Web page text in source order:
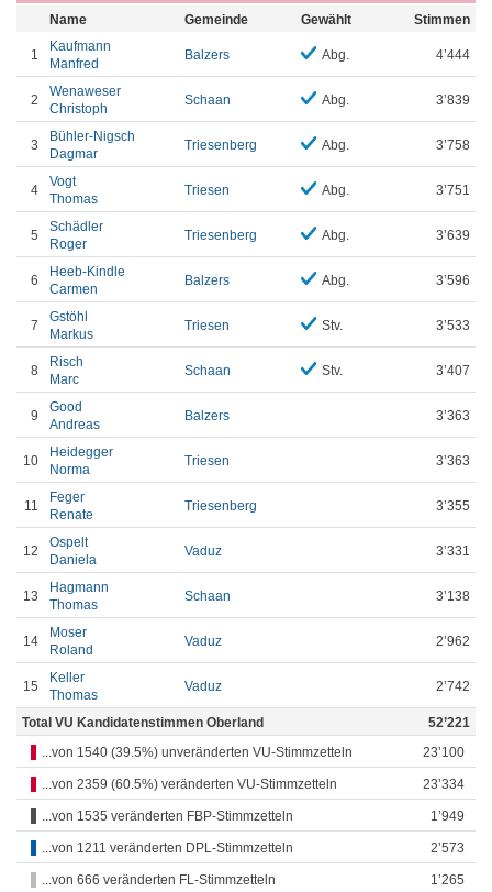
Name Gemeinde Gewählt Stimmen
1
Kaufmann
Manfred
Balzers Abg. 4’444
2
Wenaweser
Christoph
Schaan Abg. 3’839
3
Bühler-Nigsch
Dagmar
Triesenberg Abg. 3’758
4
Vogt
Thomas
Triesen Abg. 3’751
5
Schädler
Roger
Triesenberg Abg. 3’639
6
Heeb-Kindle
Carmen
Balzers Abg. 3’596
7
Gstöhl
Markus
Triesen Stv. 3’533
8
Risch
Marc
Schaan Stv. 3’407
9
Good
Andreas
Balzers 3’363
10
Heidegger
Norma
Triesen 3’363
11
Feger
Renate
Triesenberg 3’355
12
Ospelt
Daniela
Vaduz 3’331
13
Hagmann
Thomas
Schaan 3’138
14
Moser
Roland
Vaduz 2’962
15
Keller
Thomas
Vaduz 2’742
Total VU Kandidatenstimmen Oberland
52’221
...von 1540 (39.5%) unveränderten VU-Stimmzetteln
23’100
...von 2359 (60.5%) veränderten VU-Stimmzetteln 23’334
...von 1535 veränderten FBP-Stimmzetteln 1’949
...von 1211 veränderten DPL-Stimmzetteln 2’573
...von 666 veränderten FL-Stimmzetteln 1’265